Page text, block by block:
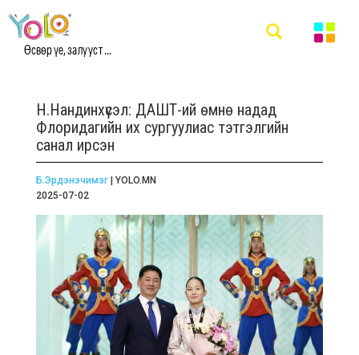
Өсвөр үе, залууст ...
Н.Нандинхүсэл: ДАШТ-ий өмнө надад
Флоридагийн их сургуулиас тэтгэлгийн
санал ирсэн
Б.Эрдэнэчимэг| YOLO.MN
2025-07-02